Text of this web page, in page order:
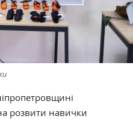
розвити навички